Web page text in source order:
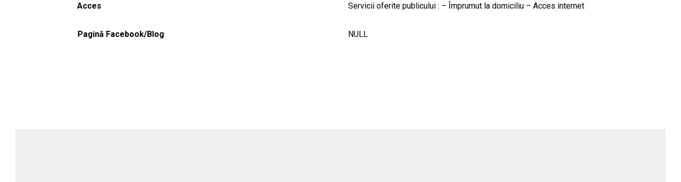
Acces Servicii oferite publicului : – Împrumut la domiciliu – Acces internet
Pagină Facebook/Blog NULL